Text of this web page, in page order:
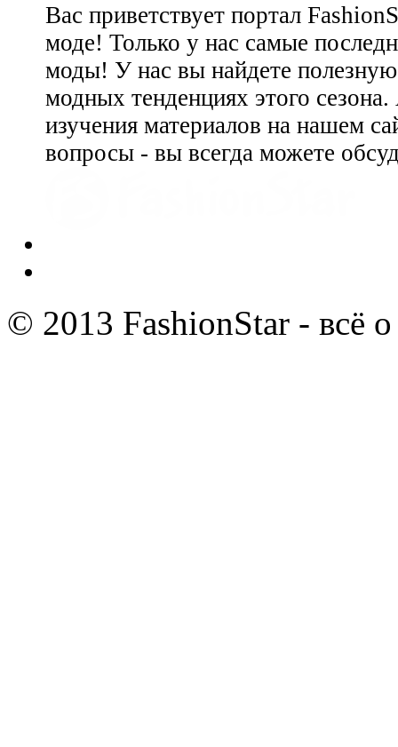
Вас приветствует портал
моде! Только у нас самые
моды! У нас вы найдете
модных тенденциях этого
изучения материалов на нашем
вопросы - вы всегда можете
© 2013 FashionStar - всё